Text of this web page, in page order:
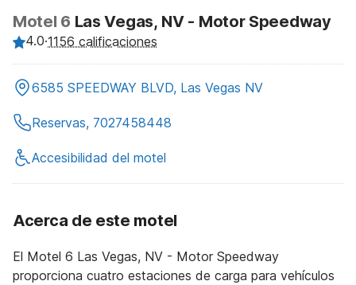
Motel 6 Las Vegas, NV - Motor Speedway
4.0·1156 calificaciones
6585 SPEEDWAY BLVD, Las Vegas NV
Reservas, 7027458448
Accesibilidad del motel
Acerca de este motel
El Motel 6 Las Vegas, NV - Motor Speedway
proporciona cuatro estaciones de carga para vehículos